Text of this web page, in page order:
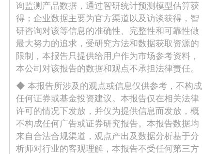
询监测产品数据，通过智研统计预测模型估算获
得；企业数据主要为官方渠道以及访谈获得，智
研咨询对该等信息的准确性、完整性和可靠性做
最大努力的追求，受研究方法和数据获取资源的
限制，本报告只提供给用户作为市场参考资料，
本公司对该报告的数据和观点不承担法律责任。
◆ 本报告所涉及的观点或信息仅供参考，不构成
任何证券或基金投资建议。本报告仅在相关法律
许可的情况下发放，并仅为提供信息而发放，概
不构成任何广告或证券研究报告。本报告数据均
来自合法合规渠道，观点产出及数据分析基于分
析师对行业的客观理解，本报告不受任何第三方